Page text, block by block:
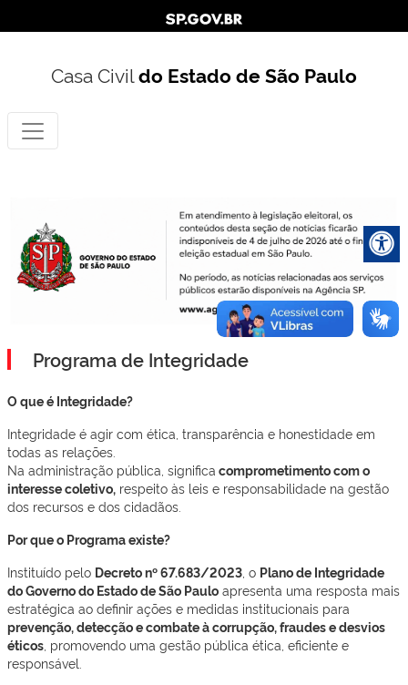
Casa Civildo Estado de São Paulo
Programa de Integridade
O que é Integridade?
Integridade é agir com ética, transparência e honestidade em
todas as relações.
Na administração pública, significa comprometimento com o
interesse coletivo, respeito às leis e responsabilidade na gestão
dos recursos e dos cidadãos.
Por que o Programa existe?
Instituído pelo Decreto nº 67.683/2023 , o Plano de Integridade
do Governo do Estado de São Paulo apresenta uma resposta mais
estratégica ao definir ações e medidas institucionais para
prevenção, detecção e combate à corrupção, fraudes e desvios
éticos , promovendo uma gestão pública ética, eficiente e
responsável.